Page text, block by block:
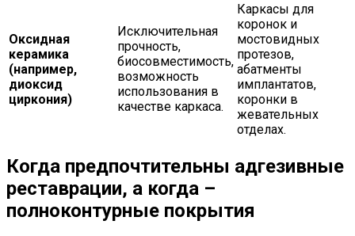
Оксидная
керамика
(например,
диоксид
циркония)
Исключительная
прочность,
биосовместимость,
возможность
использования в
качестве каркаса.
Каркасы для
коронок и
мостовидных
протезов,
абатменты
имплантатов,
коронки в
жевательных
отделах.
Когда предпочтительны адгезивные
реставрации, а когда –
полноконтурные покрытия